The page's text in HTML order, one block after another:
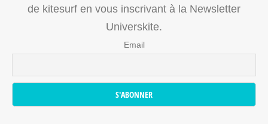
de kitesurf en vous inscrivant à la Newsletter
Universkite.
Email